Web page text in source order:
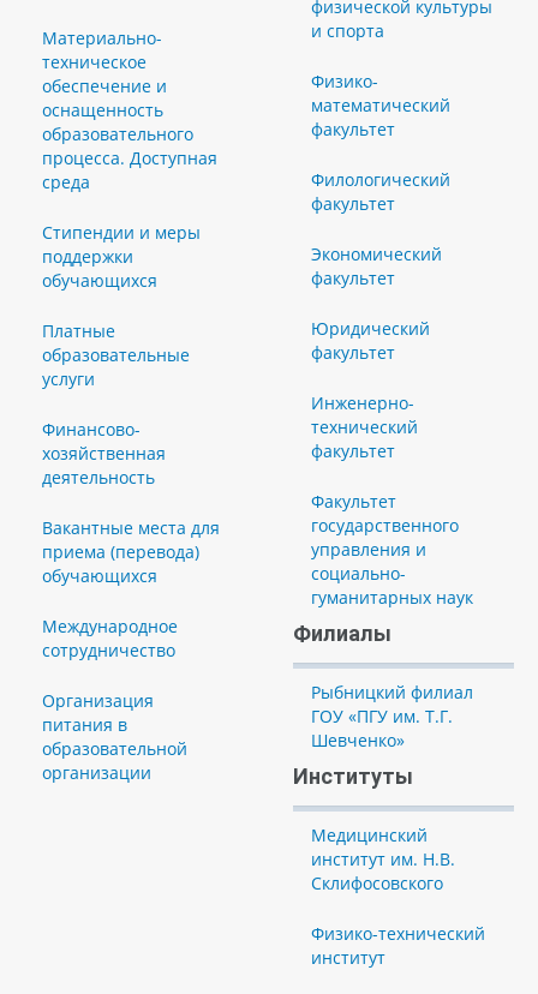
Материально-
техническое
обеспечение и
оснащенность
образовательного
процесса. Доступная
среда
Стипендии и меры
поддержки
обучающихся
Платные
образовательные
услуги
Финансово-
хозяйственная
деятельность
Вакантные места для
приема (перевода)
обучающихся
Международное
сотрудничество
Организация
питания в
образовательной
организации
физической культуры
и спорта
Физико-
математический
факультет
Филологический
факультет
Экономический
факультет
Юридический
факультет
Инженерно-
технический
факультет
Факультет
государственного
управления и
социально-
гуманитарных наук
Филиалы
Рыбницкий филиал
ГОУ «ПГУ им. Т.Г.
Шевченко»
Институты
Медицинский
институт им. Н.В.
Склифосовского
Физико-технический
институт